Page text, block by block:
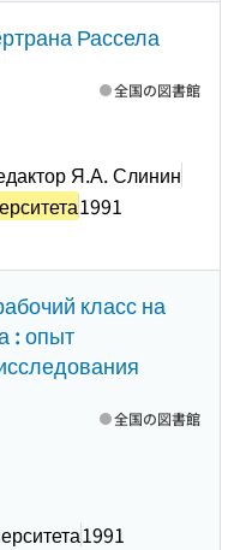
Рассела
Я.А. Слинин
1991
全国の図書館
класс на
: опыт
1991
全国の図書館